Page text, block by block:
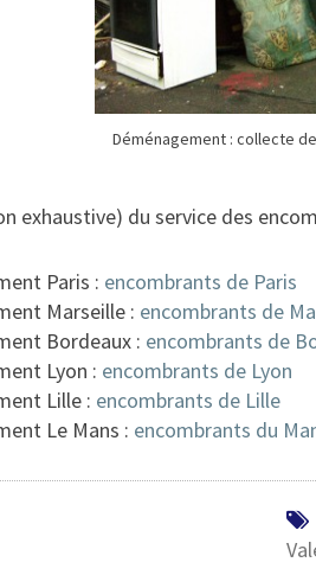
Déménagement : collecte
exhaustive) du service des
Paris : encombrants de Paris
Marseille : encombrants de
Bordeaux : encombrants de
Lyon : encombrants de Lyon
Lille : encombrants de Lille
Le Mans : encombrants du